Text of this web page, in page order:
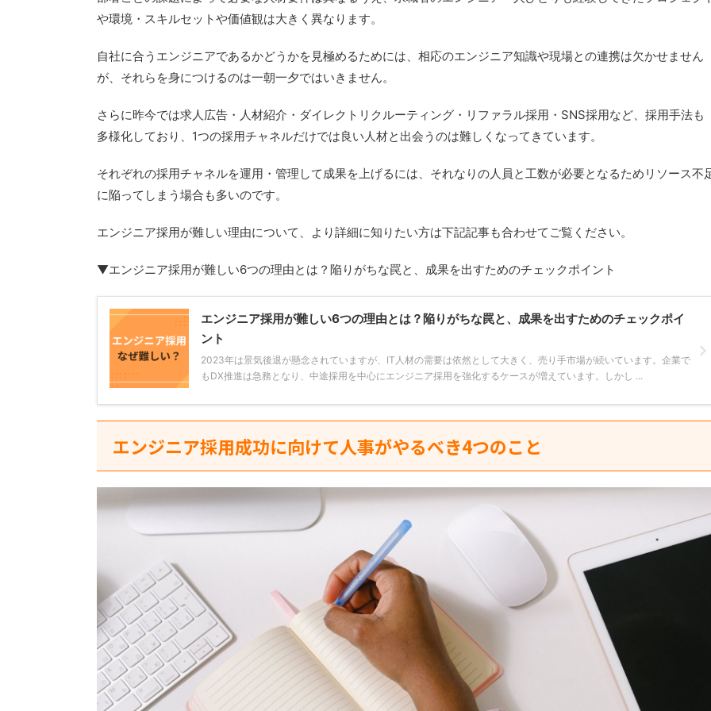
や環境・スキルセットや価値観は大きく異なります。
自社に合うエンジニアであるかどうかを見極めるためには、相応のエンジニア知識や現場との連携は欠かせません
が、それらを身につけるのは一朝一夕ではいきません。
さらに昨今では求人広告・人材紹介・ダイレクトリクルーティング・リファラル採用・SNS採用など、採用手法も
多様化しており、1つの採用チャネルだけでは良い人材と出会うのは難しくなってきています。
それぞれの採用チャネルを運用・管理して成果を上げるには、それなりの人員と工数が必要となるためリソース不
に陥ってしまう場合も多いのです。
エンジニア採用が難しい理由について、より詳細に知りたい方は下記記事も合わせてご覧ください。
▼エンジニア採用が難しい6つの理由とは？陥りがちな罠と、成果を出すためのチェックポイント
エンジニア採用が難しい6つの理由とは？陥りがちな罠と、成果を出すためのチェックポイ
ント
2023年は景気後退が懸念されていますが、IT人材の需要は依然として大きく、売り手市場が続いています。企業で
もDX推進は急務となり、中途採用を中心にエンジニア採用を強化するケースが増えています。しかし ...
エンジニア採用成功に向けて人事がやるべき4つのこと